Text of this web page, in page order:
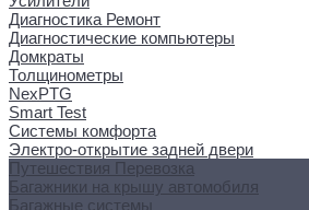
Диагностика Ремонт
Диагностические компьютеры
Домкраты
Толщинометры
NexPTG
Smart Test
Системы комфорта
Электро-открытие задней двери
Путешествия Перевозка
Багажники на крышу автомобиля
Багажные системы